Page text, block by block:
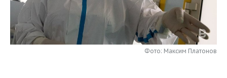
НЕФТЕХИМИЯ
НЕФТЬ
РОЗНИЧНАЯ ТОРГОВЛЯ
ТРАНСПОРТ
НОВОСТИ ТЕХНОЛОГИЙ
IT
МЕРОПРИЯТИЯ
НОВОСТИ МЕРОПРИЯТИЙ
СПОРТ
Фото: Максим Платонов